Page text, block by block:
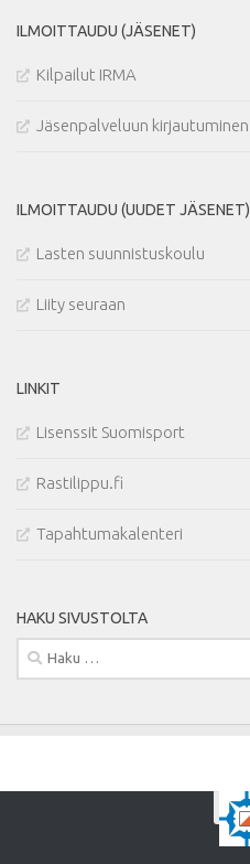
18,00 €
ILMOITTAUDU (JÄSENET)
Kilpailut IRMA
Jäsenpalveluun kirjautuminen
ILMOITTAUDU (UUDET JÄSENET)
Lasten suunnistuskoulu
Liity seuraan
LINKIT
Lisenssit Suomisport
Rastilippu.fi
Tapahtumakalenteri
HAKU SIVUSTOLTA
Haku: